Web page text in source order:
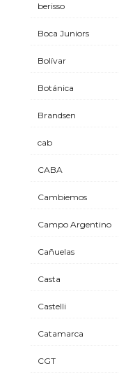
berisso
Boca Juniors
Bolívar
Botánica
Brandsen
cab
CABA
Cambiemos
Campo Argentino
Cañuelas
Casta
Castelli
Catamarca
CGT